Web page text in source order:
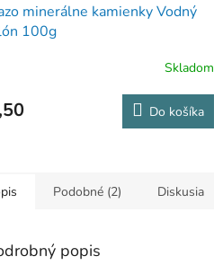
minerálne kamienky Vodný
100g
Skladom
Do košíka
Podobné (2) Diskusia
popis